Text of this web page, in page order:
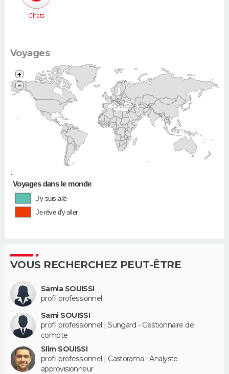
Chats
Voyages
•
+
−
Voyages dans le monde
J'y suis allé
Je rêve d'y aller
VOUS RECHERCHEZ PEUT-ÊTRE
Samia SOUISSI
profil professionnel
Sami SOUISSI
profil professionnel | Sungard - Gestionnaire de
compte
Slim SOUISSI
profil professionnel | Castorama - Analyste
approvisionneur